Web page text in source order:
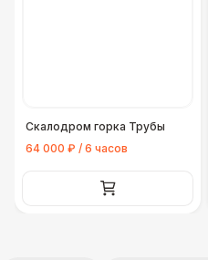
Скалодром горка Трубы
64 000 ₽ / 6 часов